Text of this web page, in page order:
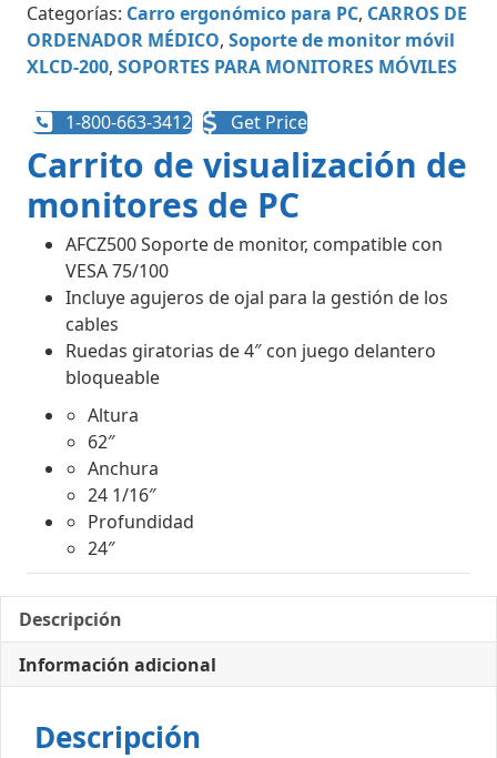
Categorías: Carro ergonómico para PC, CARROS DE
ORDENADOR MÉDICO, Soporte de monitor móvil
XLCD-200, SOPORTES PARA MONITORES MÓVILES
1-800-663-3412 Get Price
Carrito de visualización de
monitores de PC
AFCZ500 Soporte de monitor, compatible con
VESA 75/100
Incluye agujeros de ojal para la gestión de los
cables
Ruedas giratorias de 4″ con juego delantero
bloqueable
Altura
62″
Anchura
24 1/16″
Profundidad
24″
Descripción
Información adicional
Descripción